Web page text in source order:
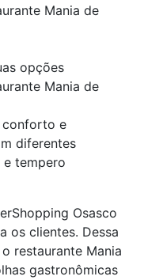
Mania de
opções
Mania de
conforto e
diferentes
e tempero
Osasco
os clientes. Dessa
restaurante Mania
gastronômicas